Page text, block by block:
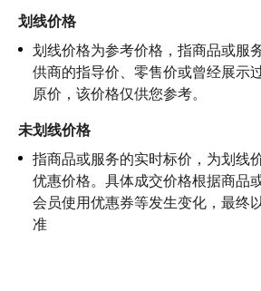
划线价格
划线价格为参考价格，指商品或服
供商的指导价、零售价或曾经展示
原价，该价格仅供您参考。
未划线价格
指商品或服务的实时标价，为划线
优惠价格。具体成交价格根据商品
会员使用优惠券等发生变化，最终
准